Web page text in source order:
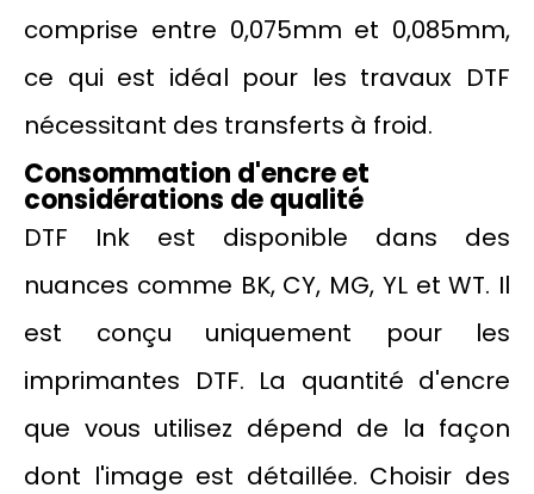
comprise entre 0,075mm et 0,085mm,
ce qui est idéal pour les travaux DTF
nécessitant des transferts à froid.
Consommation d'encre et
considérations de qualité
DTF Ink est disponible dans des
nuances comme BK, CY, MG, YL et WT. Il
est conçu uniquement pour les
imprimantes DTF. La quantité d'encre
que vous utilisez dépend de la façon
dont l'image est détaillée. Choisir des